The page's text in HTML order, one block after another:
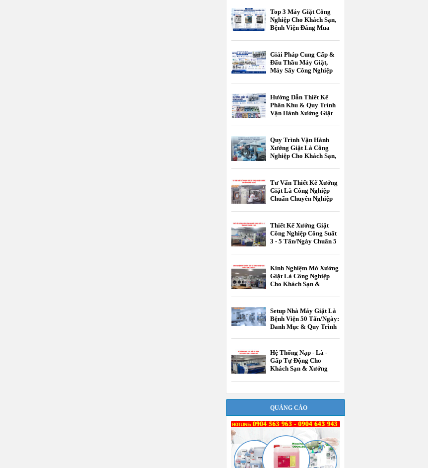
Top 3 Máy Giặt Công
Nghiệp Cho Khách Sạn,
Bệnh Viện Đáng Mua
Giải Pháp Cung Cấp &
Đấu Thầu Máy Giặt,
Máy Sấy Công Nghiệp
Học
Hướng Dẫn Thiết Kế
Phân Khu & Quy Trình
Vận Hành Xưởng Giặt
Quy Trình Vận Hành
Xưởng Giặt Là Công
Nghiệp Cho Khách Sạn,
Tư Vấn Thiết Kế Xưởng
Giặt Là Công Nghiệp
Chuẩn Chuyên Nghiệp
Thiết Kế Xưởng Giặt
Công Nghiệp Công Suất
3 - 5 Tấn/Ngày Chuẩn 5
Kinh Nghiệm Mở Xưởng
Giặt Là Công Nghiệp
Cho Khách Sạn &
Setup Nhà Máy Giặt Là
Bệnh Viện 50 Tấn/Ngày:
Danh Mục & Quy Trình
Hệ Thống Nạp - Là -
Gấp Tự Động Cho
Khách Sạn & Xưởng
QUẢNG CÁO